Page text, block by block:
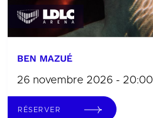
BEN MAZUÉ
26 novembre 2026 - 20:00
RÉSERVER